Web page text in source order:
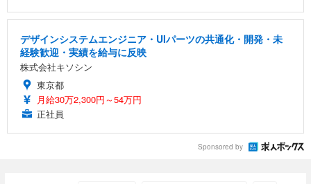
デザインシステムエンジニア・UIパーツの共通化・開発・未
経験歓迎・実績を給与に反映
株式会社キソシン
東京都
月給30万2,300円～54万円
正社員
Sponsored by